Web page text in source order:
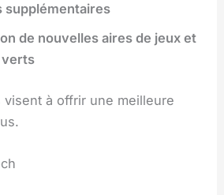
supplémentaires
de nouvelles aires de jeux et
visent à offrir une meilleure